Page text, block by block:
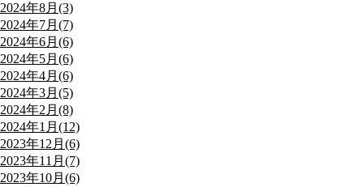
2024年8月(3)
2024年7月(7)
2024年6月(6)
2024年5月(6)
2024年4月(6)
2024年3月(5)
2024年2月(8)
2024年1月(12)
2023年12月(6)
2023年11月(7)
2023年10月(6)